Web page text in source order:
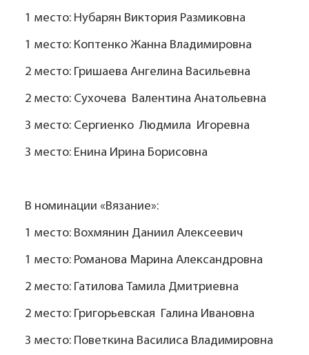
1 место: Нубарян Виктория Размиковна
1 место: Коптенко Жанна Владимировна
2 место: Гришаева Ангелина Васильевна
2 место: Сухочева Валентина Анатольевна
3 место: Сергиенко Людмила Игоревна
3 место: Енина Ирина Борисовна
В номинации «Вязание»:
1 место: Вохмянин Даниил Алексеевич
1 место: Романова Марина Александровна
2 место: Гатилова Тамила Дмитриевна
2 место: Григорьевская Галина Ивановна
3 место: Поветкина Василиса Владимировна